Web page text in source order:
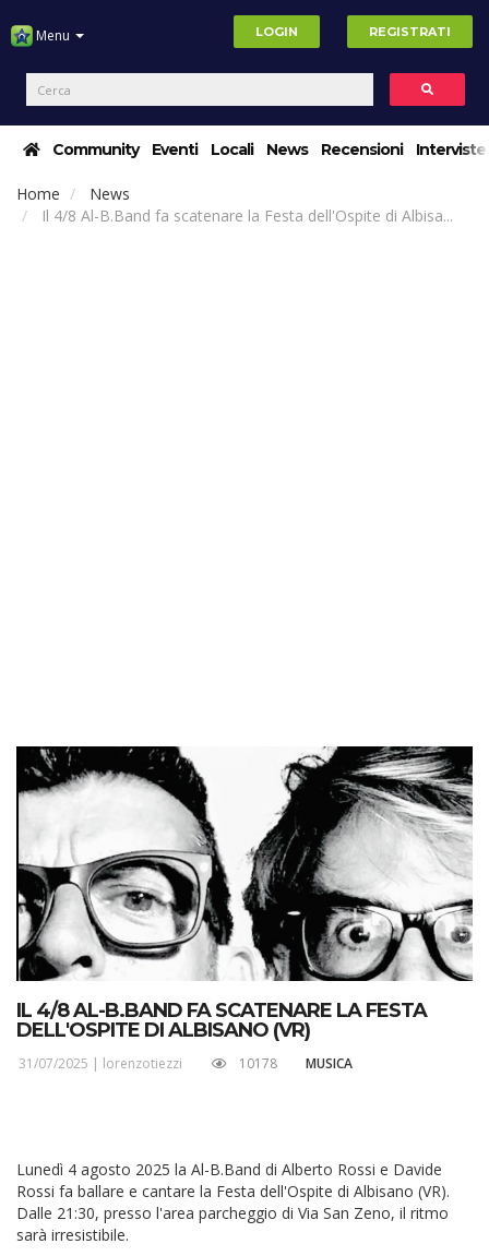
Menu LOGIN REGISTRATI
Community Eventi Locali News Recensioni Interviste
Home
News
Il 4/8 Al-B.Band fa scatenare la Festa dell'Ospite di Albisa...
IL 4/8 AL-B.BAND FA SCATENARE LA FESTA
DELL'OSPITE DI ALBISANO (VR)
31/07/2025 | lorenzotiezzi 10178 MUSICA
Lunedì 4 agosto 2025 la Al-B.Band di Alberto Rossi e Davide
Rossi fa ballare e cantare la Festa dell'Ospite di Albisano (VR).
Dalle 21:30, presso l'area parcheggio di Via San Zeno, il ritmo
sarà irresistibile.